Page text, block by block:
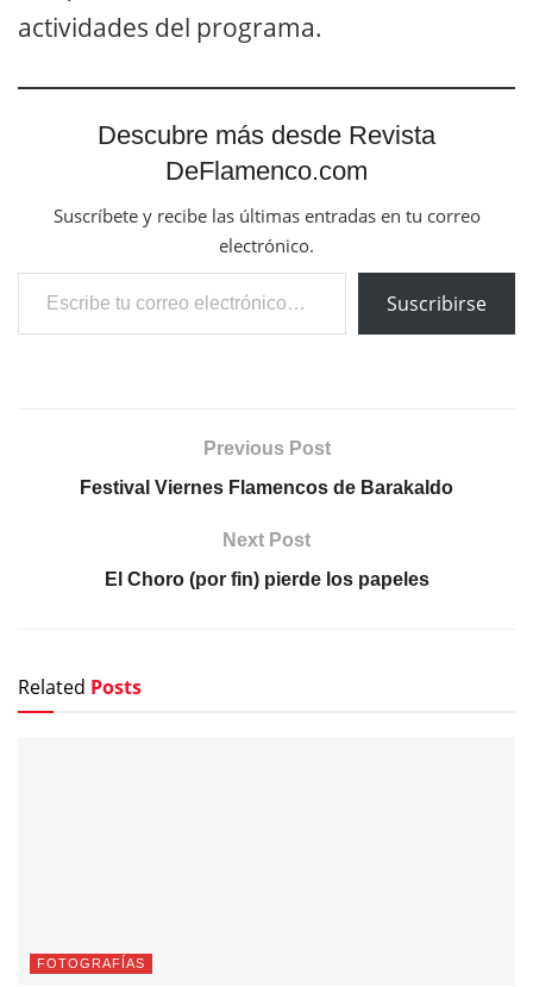
actividades del programa.
Descubre más desde Revista
DeFlamenco.com
Suscríbete y recibe las últimas entradas en tu correo
electrónico.
Escribe tu correo electrónico…
Suscribirse
Previous Post
Festival Viernes Flamencos de Barakaldo
Next Post
El Choro (por fin) pierde los papeles
Related Posts
FOTOGRAFÍAS